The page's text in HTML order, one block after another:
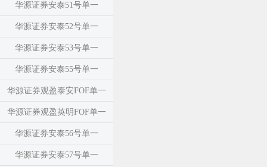
华源证券安泰51号单一
华源证券安泰52号单一
华源证券安泰53号单一
华源证券安泰55号单一
华源证券观盈泰安FOF单一
华源证券观盈英明FOF单一
华源证券安泰56号单一
华源证券安泰57号单一